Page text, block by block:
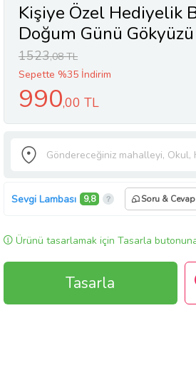
Kişiye Özel Hediyelik
Doğum Günü Gökyüzü
Haritası Led Lamba
1523,08 TL
Sepette %35 İndirim
990,00 TL
Sevgi Lambası 9,8 Soru & Cevap
Ürünü tasarlamak için Tasarla
Tasarla